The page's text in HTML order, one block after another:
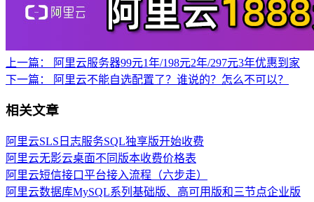
上一篇：
阿里云服务器99元1年/198元2年/297元3年优惠到家
下一篇：
阿里云不能自选配置了？谁说的？怎么不可以？
相关文章
阿里云SLS日志服务SQL独享版开始收费
阿里云无影云桌面不同版本收费价格表
阿里云短信接口平台接入流程（六步走）
阿里云数据库MySQL系列基础版、高可用版和三节点企业版